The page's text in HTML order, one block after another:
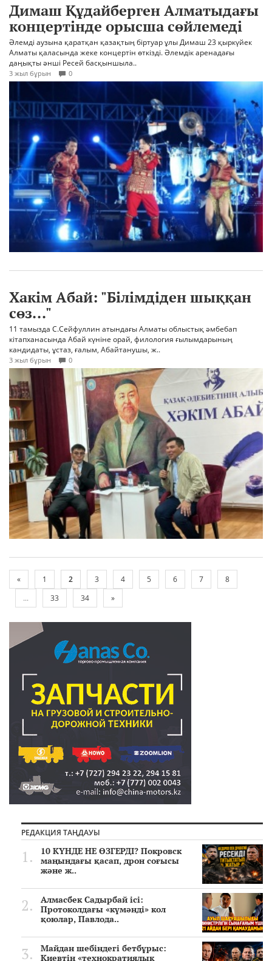
Димаш Құдайберген Алматыдағы
концертінде орысша сөйлемеді
Әлемді аузына қаратқан қазақтың біртуар ұлы Димаш 23 қыркүйек
Алматы қаласында жеке концертін өткізді. Әлемдік аренадағы
даңықты әнші Ресей басқыншыла..
3 жыл бұрын 0
Хакім Абай: "Білімдіден шыққан
сөз..."
11 тамызда С.Сейфуллин атындағы Алматы облыстық әмбебап
кітапханасында Абай күніне орай, филология ғылымдарының
кандидаты, ұстаз, ғалым, Абайтанушы, ж..
3 жыл бұрын 0
« 1 2 3 4 5 6 7
8
...
33 34 »
РЕДАКЦИЯ ТАҢДАУЫ
10 КҮНДЕ НЕ ӨЗГЕРДІ? Покровск
маңындағы қасап, дрон соғысы
және ж..
Алмасбек Садырбай ісі:
Протоколдағы «күмәнді» кол
қоюлар, Павлода..
Майдан шебіндегі бетбұрыс:
Киевтің «технократиялық